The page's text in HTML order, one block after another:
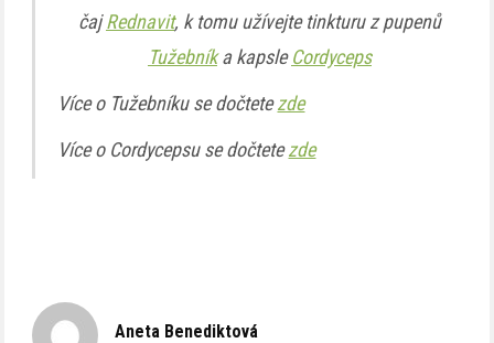
čajRednavit, k tomu užívejte tinkturu z pupenů
Tužebníka kapsleCordyceps
Více o Tužebníku se dočtetezde
Více o Cordycepsu se dočtetezde
Aneta Benediktová